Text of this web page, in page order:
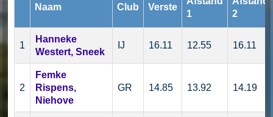
Naam Club Verste
1
2
1
Hanneke
Westert, Sneek
IJ 16.11 12.55 16.11
2
Femke
Rispens,
Niehove
GR 14.85 13.92 14.19